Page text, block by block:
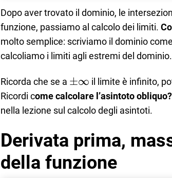
Dopo aver trovato il dominio, le
funzione, passiamo al calcolo dei limiti.
molto semplice: scriviamo il dominio
calcoliamo i limiti agli estremi del dominio.
Ricorda che se a \pm
\infty
±∞ il limite è infinito,
Ricordi come calcolare l’asintoto obliquo?
nella lezione sul calcolo degli asintoti.
Derivata prima,
della funzione